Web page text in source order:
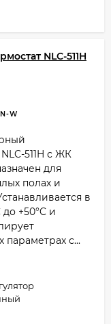
NLC-511H
W
511H с ЖК
для
полах и
в
+50°C и
параметрах с...